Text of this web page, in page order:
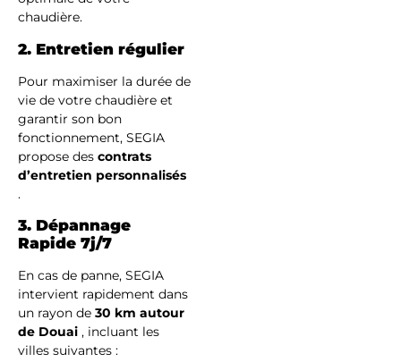
chaudière.
2. Entretien régulier
Pour maximiser la durée de
vie de votre chaudière et
garantir son bon
fonctionnement, SEGIA
propose des contrats
d’entretien personnalisés
.
3. Dépannage
Rapide 7j/7
En cas de panne, SEGIA
intervient rapidement dans
un rayon de 30 km autour
de Douai , incluant les
villes suivantes :